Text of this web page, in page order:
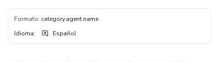
Formato: category.agent.name
Idioma: Español